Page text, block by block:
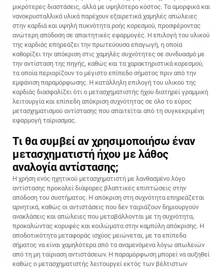
μικρότερες διαστάσεις, αλλά με υψηλότερο κόστος. Τα αμορφικά και
νανοκρυσταλλικά υλικά παρέχουν εξαιρετικά χαμηλές απώλειες
στην καρδιά και υψηλή πυκνότητα ροής κορεσμού, προσφέροντας
ανώτερη απόδοση σε απαιτητικές εφαρμογές. Η επιλογή του υλικού
της καρδιάς επηρεάζει την πρωτεύουσα επαγωγή, η οποία
καθορίζει την απόκριση στις χαμηλές συχνότητες σε συνδυασμό με
την αντίσταση της πηγής, καθώς και τα χαρακτηριστικά κορεσμού,
τα οποία περιορίζουν το μέγιστο επίπεδο σήματος πριν από την
εμφάνιση παραμόρφωσης. Η κατάλληλη επιλογή του υλικού της
καρδιάς διασφαλίζει ότι ο μετασχηματιστής ήχου διατηρεί γραμμική
λειτουργία και επίπεδη απόκριση συχνότητας σε όλο το εύρος
μετασχηματισμού αντίστασης που απαιτείται από τη συγκεκριμένη
εφαρμογή ταίριασμας.
Τι θα συμβεί αν χρησιμοποιήσω έναν
μετασχηματιστή ήχου με λάθος
αναλογία αντίστασης;
Η χρήση ενός ηχητικού μετασχηματιστή με λανθασμένο λόγο
αντίστασης προκαλεί διάφορες βλαπτικές επιπτώσεις στην
απόδοση του συστήματος. Η απόκριση στη συχνότητα επηρεάζεται
αρνητικά, καθώς οι αντιστάσεις που δεν ταιριάζουν δημιουργούν
ανακλάσεις και απώλειες που μεταβάλλονται με τη συχνότητα,
προκαλώντας κορυφές και κοιλώματα στην καμπύλη απόκρισης. Η
αποδοτικότητα μεταφοράς ισχύος μειώνεται, με τα επίπεδα
σήματος να είναι χαμηλότερα από τα αναμενόμενα λόγω απωλειών
από τη μη ταίριαση αντιστάσεων. Η παραμόρφωση μπορεί να αυξηθεί
καθώς ο μετασχηματιστής λειτουργεί εκτός των βέλτιστων